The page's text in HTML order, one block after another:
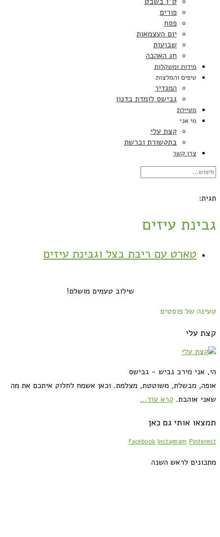
פורים
פסח
יום העצמאות
שבועות
חג האהבה
מידות ומשקלות
טיפים והמלצות
המגדיר
גבישס לומדת בדנון
מטיילת
מי אני
קצת עלי
בתקשורת וברשת
צרו קשר
תגית:
גבינת עיזים
טארט עם ריבת בצל וגבינת עיזים
שילוב טעמים מושלם!
טעינה של פוסטים
קצת עלי
הי, אני מירב גביש - גבישס
אופה, מבשלת, משוטטת, מצלמת. וכאן אשמח לחלוק איתכם את מה
שאני אוהבת. קרא עוד...
תמצאו אותי גם כאן
Facebook Instagram Pinterest
מתכונים לראש השנה